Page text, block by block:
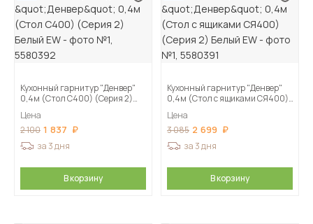
Кухонный гарнитур "Денвер"
0,4м (Стол С400) (Серия 2)
Цена
2 100 1 837
за 3 дня
В корзину
Кухонный гарнитур "Денвер"
0,4м (Стол с ящиками СЯ400)
Цена
3 085 2 699
за 3 дня
В корзину